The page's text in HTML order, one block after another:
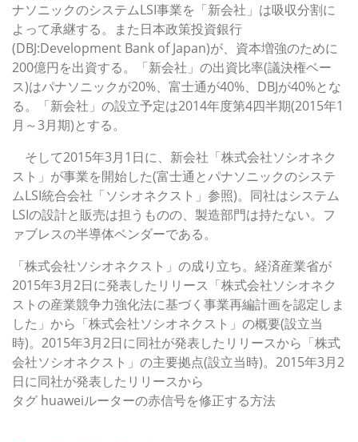
ナソニックのシステムLSI事業を「新会社」は吸収分割に
よって承継する。また日本政策投資銀行
(DBJ:Development Bank of Japan)が、資本増強のために
200億円を出資する。「新会社」の出資比率(議決権ベー
ス)はパナソニックが20%、富士通が40%、DBJが40%とな
る。「新会社」の設立予定は2014年度第4四半期(2015年1
月～3月期)とする。
そして2015年3月1日に、新会社「株式会社ソシオネク
スト」が事業を開始した(富士通とパナソニックのシステ
ムLSI統合会社「ソシオネクスト」参照)。同社はシステム
LSIの設計と販売は担うものの、製造部門は持たない。フ
ァブレスの半導体ベンダーである。
「株式会社ソシオネクスト」の成り立ち。経済産業省が
2015年3月2日に発表したリリース「株式会社ソシオネク
ストの産業競争力強化法に基づく事業再編計画を認定しま
した」から「株式会社ソシオネクスト」の概要(設立当
時)。2015年3月2日に同社が発表したリリースから「株式
会社ソシオネクスト」の主要拠点(設立当時)。2015年3月2
日に同社が発表したリリースから
タグ huaweiルーターの赤信号を修正する方法